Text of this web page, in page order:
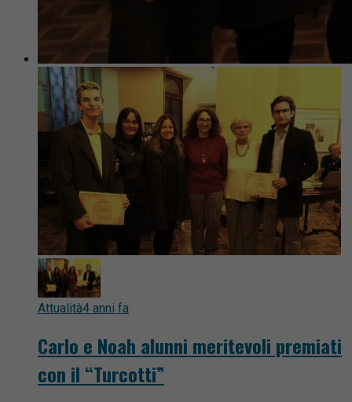
Attualità4 anni fa
Carlo e Noah alunni meritevoli premiati
con il “Turcotti”